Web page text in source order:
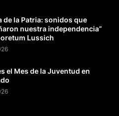
de la Patria: sonidos que
nuestra independencia”
Lussich
el Mes de la Juventud en